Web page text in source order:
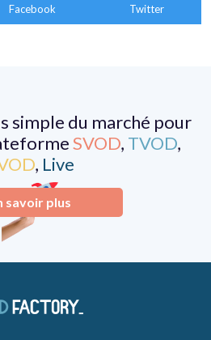
Facebook
Twitter
simple du marché pour
SVOD, TVOD,
, Live
savoir plus